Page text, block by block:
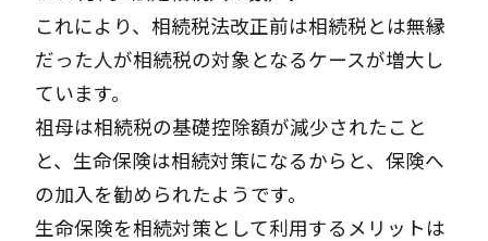
これにより、相続税法改正前は相続税とは無縁
だった人が相続税の対象となるケースが増大し
ています。
祖母は相続税の基礎控除額が減少されたこと
と、生命保険は相続対策になるからと、保険へ
の加入を勧められたようです。
生命保険を相続対策として利用するメリットは